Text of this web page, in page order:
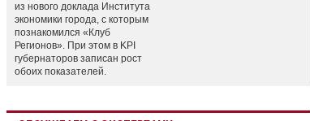
из нового доклада Института
экономики города, с которым
познакомился «Клуб
Регионов». При этом в KPI
губернаторов записан рост
обоих показателей.